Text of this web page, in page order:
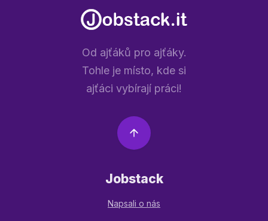
Od ajťáků pro ajťáky.
Tohle je místo, kde si
ajťáci vybírají práci!
Jobstack
Napsali o nás